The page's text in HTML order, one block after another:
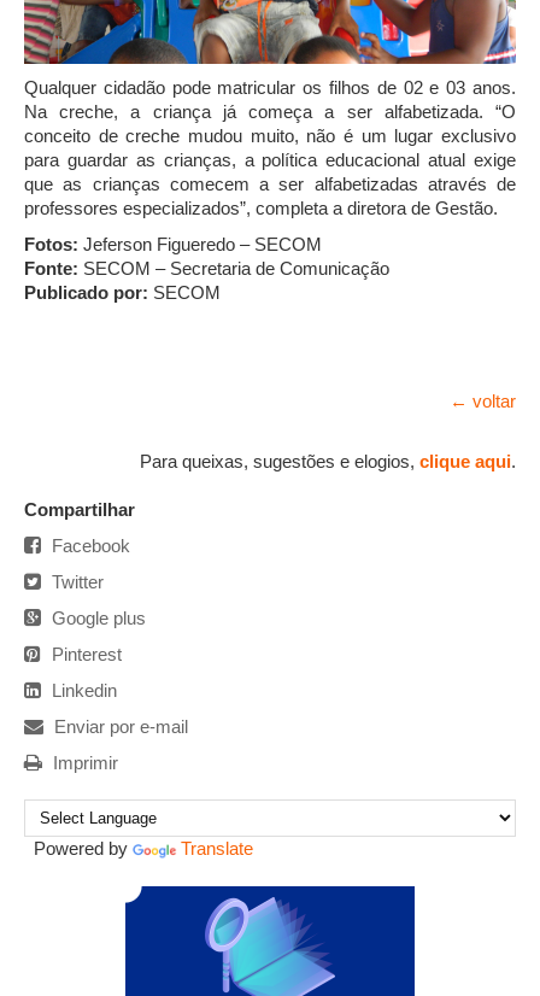
Qualquer cidadão pode matricular os filhos de 02 e 03 anos.
Na creche, a criança já começa a ser alfabetizada. “O
conceito de creche mudou muito, não é um lugar exclusivo
para guardar as crianças, a política educacional atual exige
que as crianças comecem a ser alfabetizadas através de
professores especializados”, completa a diretora de Gestão.
Fotos: Jeferson Figueredo – SECOM
Fonte: SECOM – Secretaria de Comunicação
Publicado por: SECOM
← voltar
Para queixas, sugestões e elogios, clique aqui.
Compartilhar
Facebook
Twitter
Google plus
Pinterest
Linkedin
Enviar por e-mail
Imprimir
Powered by Translate